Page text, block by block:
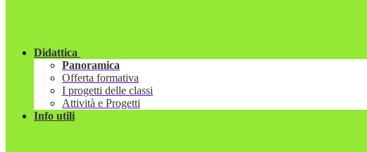
Didattica
Panoramica
Offerta formativa
I progetti delle classi
Attività e Progetti
Info utili